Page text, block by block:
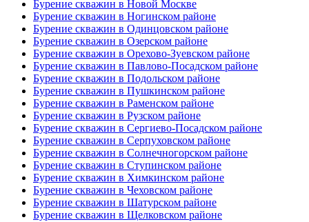
Бурение скважин в Новой Москве
Бурение скважин в Ногинском районе
Бурение скважин в Одинцовском районе
Бурение скважин в Озерском районе
Бурение скважин в Орехово-Зуевском районе
Бурение скважин в Павлово-Посадском районе
Бурение скважин в Подольском районе
Бурение скважин в Пушкинском районе
Бурение скважин в Раменском районе
Бурение скважин в Рузском районе
Бурение скважин в Сергиево-Посадском районе
Бурение скважин в Серпуховском районе
Бурение скважин в Солнечногорском районе
Бурение скважин в Ступинском районе
Бурение скважин в Химкинском районе
Бурение скважин в Чеховском районе
Бурение скважин в Шатурском районе
Бурение скважин в Щелковском районе